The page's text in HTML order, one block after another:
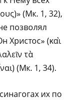
(Мк. 1, 32),
позволял
Христос» (καὶ
τὰ
(Мк. 1, 34).
их по